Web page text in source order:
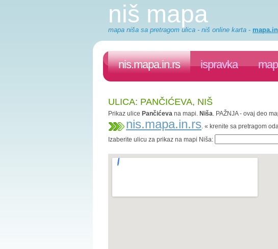
niš mapa
mapa niša sa pretragom ulica - niš online karta -
nis.mapa.in.rs ispravka
ULICA: PANČIĆEVA, NIŠ
Prikaz ulice Pančićeva na mapi. Niša. PAŽNJA - ovaj deo
nis.mapa.in.rs. « krenite sa pretragom
Izaberite ulicu za prikaz na mapi Niša: